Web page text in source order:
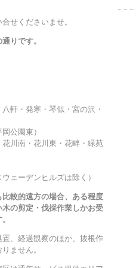
せくださいませ。
りです。
軒・発寒・琴似・宮の沢・
公園東）
川南・花川東・花畔・緑苑
ェーデンヒルズは除く）
較的遠方の場合、ある程度
の剪定・伐採作業しかお受
、経過観察のほか、抜根作
ません。